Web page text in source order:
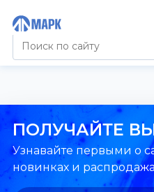
ПОЛУЧАЙТЕ
Узнавайте первыми о
новинках и